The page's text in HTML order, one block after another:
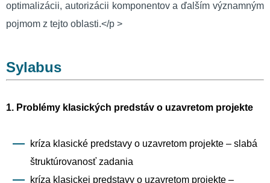
optimalizácii, autorizácii komponentov a ďalším významným
pojmom z tejto oblasti.</p >
Sylabus
1. Problémy klasických predstáv o uzavretom projekte
kríza klasické predstavy o uzavretom projekte – slabá
štruktúrovanosť zadania
kríza klasickej predstavy o uzavretom projekte –